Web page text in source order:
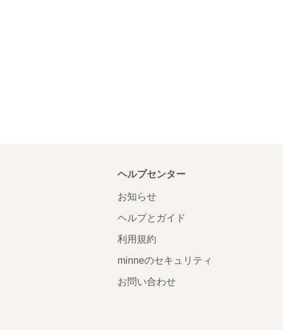
ヘルプセンター
お知らせ
ヘルプとガイド
利用規約
minneのセキュリティ
お問い合わせ